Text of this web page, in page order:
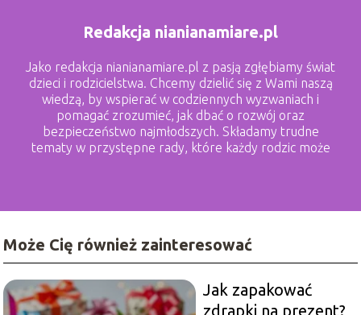
Redakcja nianianamiare.pl
Jako redakcja nianianamiare.pl z pasją zgłębiamy świat
dzieci i rodzicielstwa. Chcemy dzielić się z Wami naszą
wiedzą, by wspierać w codziennych wyzwaniach i
pomagać zrozumieć, jak dbać o rozwój oraz
bezpieczeństwo najmłodszych. Składamy trudne
tematy w przystępne rady, które każdy rodzic może
Może Cię również zainteresować
Jak zapakować
zdrapki na prezent?